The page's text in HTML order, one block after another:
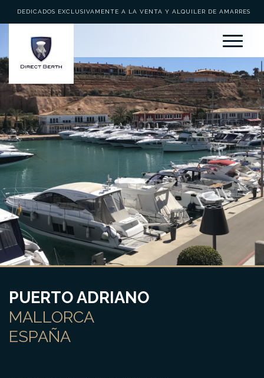
DEDICADOS EXCLUSIVAMENTE A LA VENTA Y ALQUILER DE AMARRES
PUERTO ADRIANO
MALLORCA
ESPAÑA